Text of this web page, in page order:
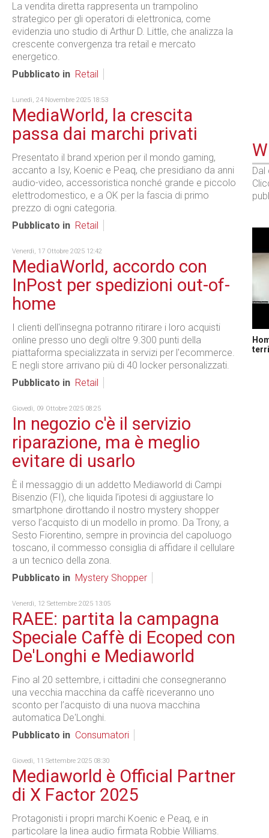
La vendita diretta rappresenta un trampolino
strategico per gli operatori di elettronica, come
evidenzia uno studio di Arthur D. Little, che analizza la
crescente convergenza tra retail e mercato
energetico.
Pubblicato in Retail
Lunedì, 24 Novembre 2025 18:53
MediaWorld, la crescita
passa dai marchi privati
Presentato il brand xperion per il mondo gaming,
accanto a Isy, Koenic e Peaq, che presidiano da anni
audio-video, accessoristica nonché grande e piccolo
elettrodomestico, e a OK per la fascia di primo
prezzo di ogni categoria.
Pubblicato in Retail
Venerdì, 17 Ottobre 2025 12:42
MediaWorld, accordo con
InPost per spedizioni out-of-
home
I clienti dell'insegna potranno ritirare i loro acquisti
online presso uno degli oltre 9.300 punti della
piattaforma specializzata in servizi per l'ecommerce.
E negli store arrivano più di 40 locker personalizzati.
Pubblicato in Retail
Giovedì, 09 Ottobre 2025 08:25
In negozio c'è il servizio
riparazione, ma è meglio
evitare di usarlo
È il messaggio di un addetto Mediaworld di Campi
Bisenzio (FI), che liquida l’ipotesi di aggiustare lo
smartphone dirottando il nostro mystery shopper
verso l’acquisto di un modello in promo. Da Trony, a
Sesto Fiorentino, sempre in provincia del capoluogo
toscano, il commesso consiglia di affidare il cellulare
a un tecnico della zona.
Pubblicato in Mystery Shopper
Venerdì, 12 Settembre 2025 13:05
RAEE: partita la campagna
Speciale Caffè di Ecoped con
De'Longhi e Mediaworld
Fino al 20 settembre, i cittadini che consegneranno
una vecchia macchina da caffè riceveranno uno
sconto per l’acquisto di una nuova macchina
automatica De'Longhi.
Pubblicato in Consumatori
Giovedì, 11 Settembre 2025 08:30
Mediaworld è Official Partner
di X Factor 2025
Protagonisti i propri marchi Koenic e Peaq, e in
particolare la linea audio firmata Robbie Williams.